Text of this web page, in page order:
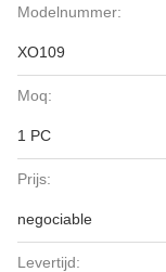
Modelnummer:
XO109
Moq:
1 PC
Prijs:
negociable
Levertijd: